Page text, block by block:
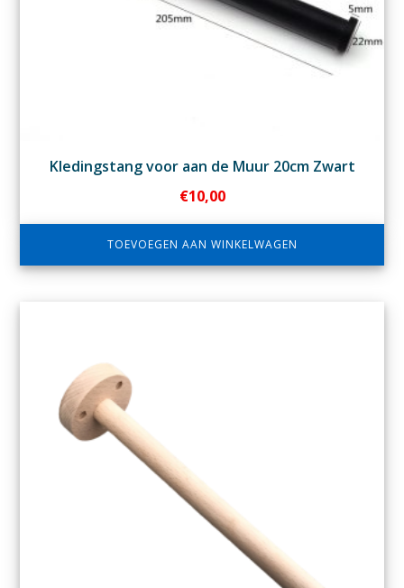
Kledingstang voor aan de Muur 20cm Zwart
€10,00
TOEVOEGEN AAN WINKELWAGEN